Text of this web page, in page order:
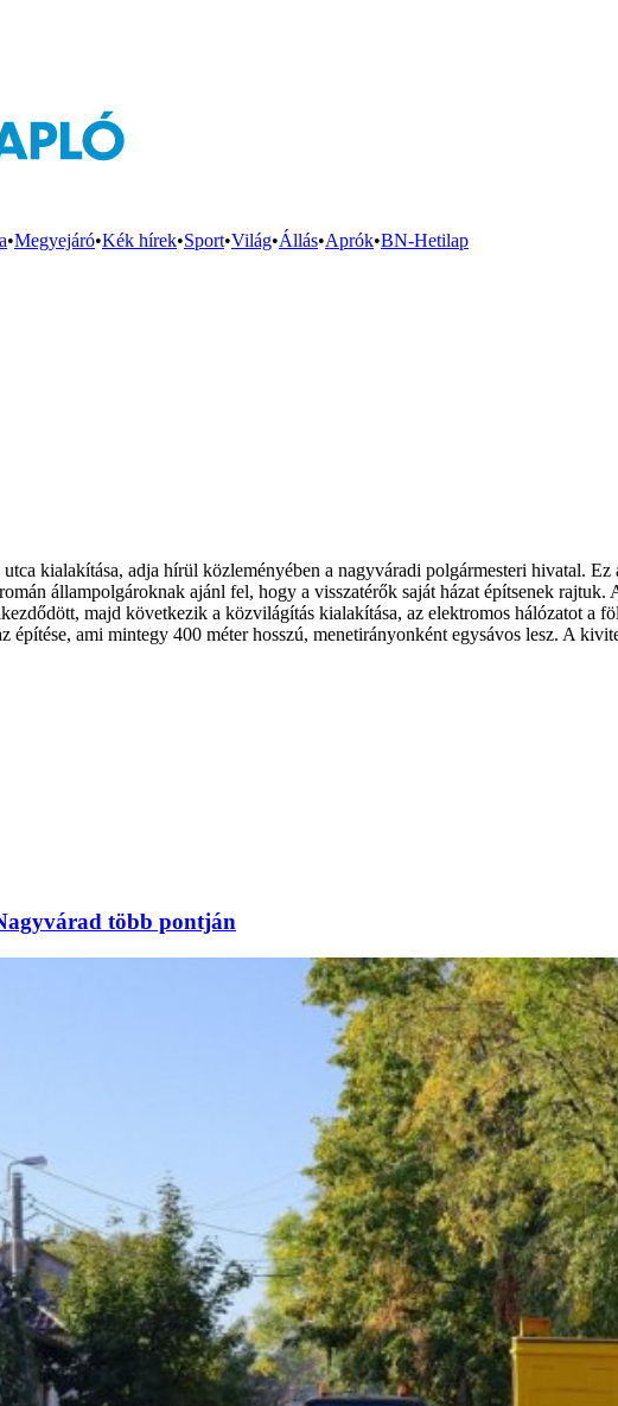
•Megyejáró•Kék hírek•Sport•Világ•Állás•Aprók•BN-Hetilap
kialakítása, adja hírül közleményében a nagyváradi polgármesteri hivatal.
állampolgároknak ajánl fel, hogy a visszatérők saját házat építsenek
majd következik a közvilágítás kialakítása, az elektromos hálózatot
építése, ami mintegy 400 méter hosszú, menetirányonként egysávos lesz. A
több pontján